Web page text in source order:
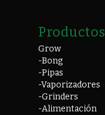
Productos
Grow
-Bong
-Pipas
-Vaporizadores
-Grinders
-Alimentación